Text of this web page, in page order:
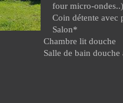
four micro-ondes..)
Coin détente avec
Salon*
douche
à